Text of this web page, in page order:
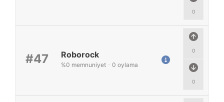
0
#47
0
0
Roborock
%0 memnuniyet - 0 oylama